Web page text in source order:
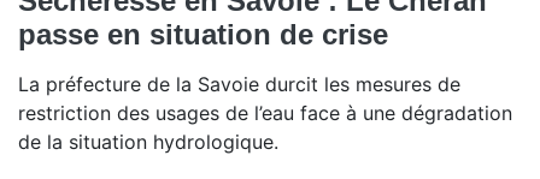
passe en situation de crise
La préfecture de la Savoie durcit les mesures de
restriction des usages de l’eau face à une dégradation
de la situation hydrologique.